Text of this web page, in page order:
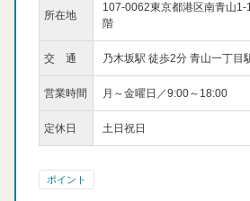
所在地
107-0062東京都港区南青山
階
交 通 乃木坂駅 徒歩2分 青山一丁目
営業時間 月～金曜日／9:00～18:00
定休日 土日祝日
ポイント